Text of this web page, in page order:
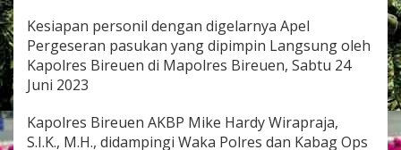
m
i
n
e
Kesiapan personil dengan digelarnya Apel
Pergeseran pasukan yang dipimpin Langsung oleh
Kapolres Bireuen di Mapolres Bireuen, Sabtu 24
Juni 2023
Kapolres Bireuen AKBP Mike Hardy Wirapraja,
S.I.K., M.H., didampingi Waka Polres dan Kabag Ops